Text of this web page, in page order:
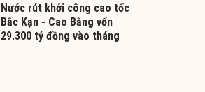
Nước rút khởi công cao tốc
Bắc Kạn - Cao Bằng vốn
29.300 tỷ đồng vào tháng